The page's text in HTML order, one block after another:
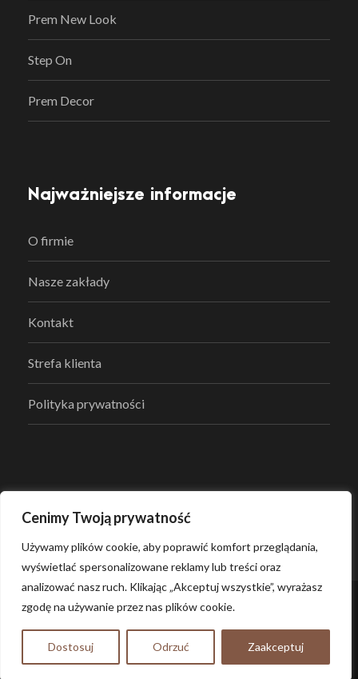
Cenimy Twoją prywatność
Używamy plików cookie, aby poprawić komfort przeglądania,
wyświetlać spersonalizowane reklamy lub treści oraz
analizować nasz ruch. Klikając „Akceptuj wszystkie”, wyrażasz
zgodę na używanie przez nas plików cookie.
Dostosuj Odrzuć Zaakceptuj
Prem New Look
Step On
Prem Decor
Najważniejsze informacje
O firmie
Nasze zakłady
Kontakt
Strefa klienta
Polityka prywatności
© 2022, PROMIS WOOD, Wszelkie prawa
zastrzeżone.